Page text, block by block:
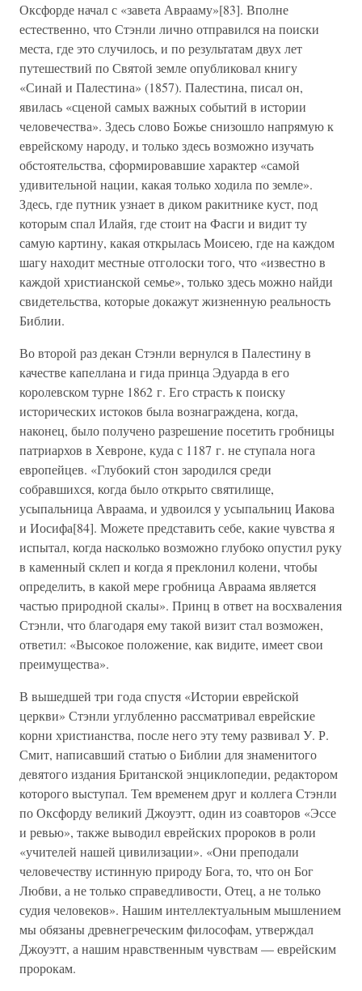
Оксфорде начал с «завета Аврааму»[83]. Вполне
естественно, что Стэнли лично отправился на поиски
места, где это случилось, и по результатам двух лет
путешествий по Святой земле опубликовал книгу
«Синай и Палестина» (1857). Палестина, писал он,
явилась «сценой самых важных событий в истории
человечества». Здесь слово Божье снизошло напрямую к
еврейскому народу, и только здесь возможно изучать
обстоятельства, сформировавшие характер «самой
удивительной нации, какая только ходила по земле».
Здесь, где путник узнает в диком ракитнике куст, под
которым спал Илайя, где стоит на Фасги и видит ту
самую картину, какая открылась Моисею, где на каждом
шагу находит местные отголоски того, что «известно в
каждой христианской семье», только здесь можно найди
свидетельства, которые докажут жизненную реальность
Библии.
Во второй раз декан Стэнли вернулся в Палестину в
качестве капеллана и гида принца Эдуарда в его
королевском турне 1862 г. Его страсть к поиску
исторических истоков была вознаграждена, когда,
наконец, было получено разрешение посетить гробницы
патриархов в Хевроне, куда с 1187 г. не ступала нога
европейцев. «Глубокий стон зародился среди
собравшихся, когда было открыто святилище,
усыпальница Авраама, и удвоился у усыпальниц Иакова
и Иосифа[84]. Можете представить себе, какие чувства я
испытал, когда насколько возможно глубоко опустил руку
в каменный склеп и когда я преклонил колени, чтобы
определить, в какой мере гробница Авраама является
частью природной скалы». Принц в ответ на восхваления
Стэнли, что благодаря ему такой визит стал возможен,
ответил: «Высокое положение, как видите, имеет свои
преимущества».
В вышедшей три года спустя «Истории еврейской
церкви» Стэнли углубленно рассматривал еврейские
корни христианства, после него эту тему развивал У. Р.
Смит, написавший статью о Библии для знаменитого
девятого издания Британской энциклопедии, редактором
которого выступал. Тем временем друг и коллега Стэнли
по Оксфорду великий Джоуэтт, один из соавторов «Эссе
и ревью», также выводил еврейских пророков в роли
«учителей нашей цивилизации». «Они преподали
человечеству истинную природу Бога, то, что он Бог
Любви, а не только справедливости, Отец, а не только
судия человеков». Нашим интеллектуальным мышлением
мы обязаны древнегреческим философам, утверждал
Джоуэтт, а нашим нравственным чувствам — еврейским
пророкам.